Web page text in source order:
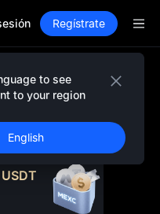
al lock-up
mercado 10A
pese al lock-up
Regístrate
to see
to your region
English
USDT